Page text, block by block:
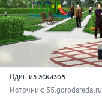
Один из эскизов
Источник: 55.gorodsreda.ru